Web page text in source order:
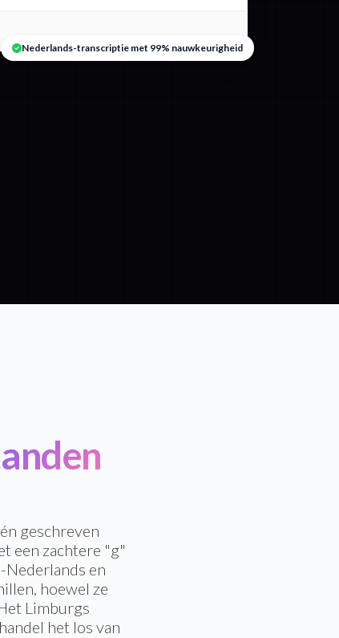
Nederlands-transcriptie met 99% nauwkeurigheid
geschreven
een zachtere "g"
Nederlands en
hoewel ze
Limburgs
het los van